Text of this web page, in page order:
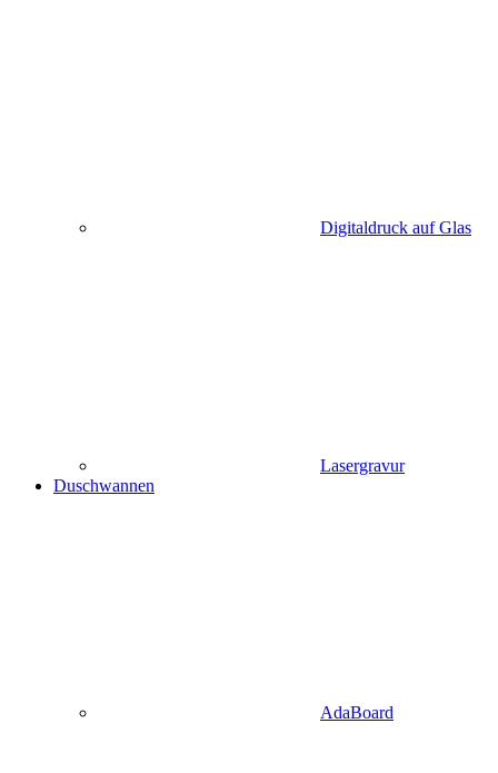
Digitaldruck auf Glas
Lasergravur
Duschwannen
AdaBoard